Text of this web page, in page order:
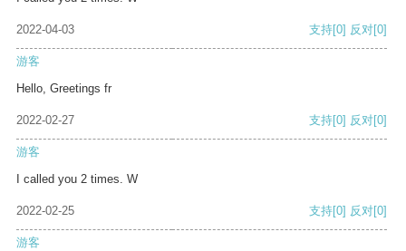
2022-04-03 支持[0] 反对[0]
游客
Hello, Greetings fr
2022-02-27 支持[0] 反对[0]
游客
I called you 2 times. W
2022-02-25 支持[0] 反对[0]
游客